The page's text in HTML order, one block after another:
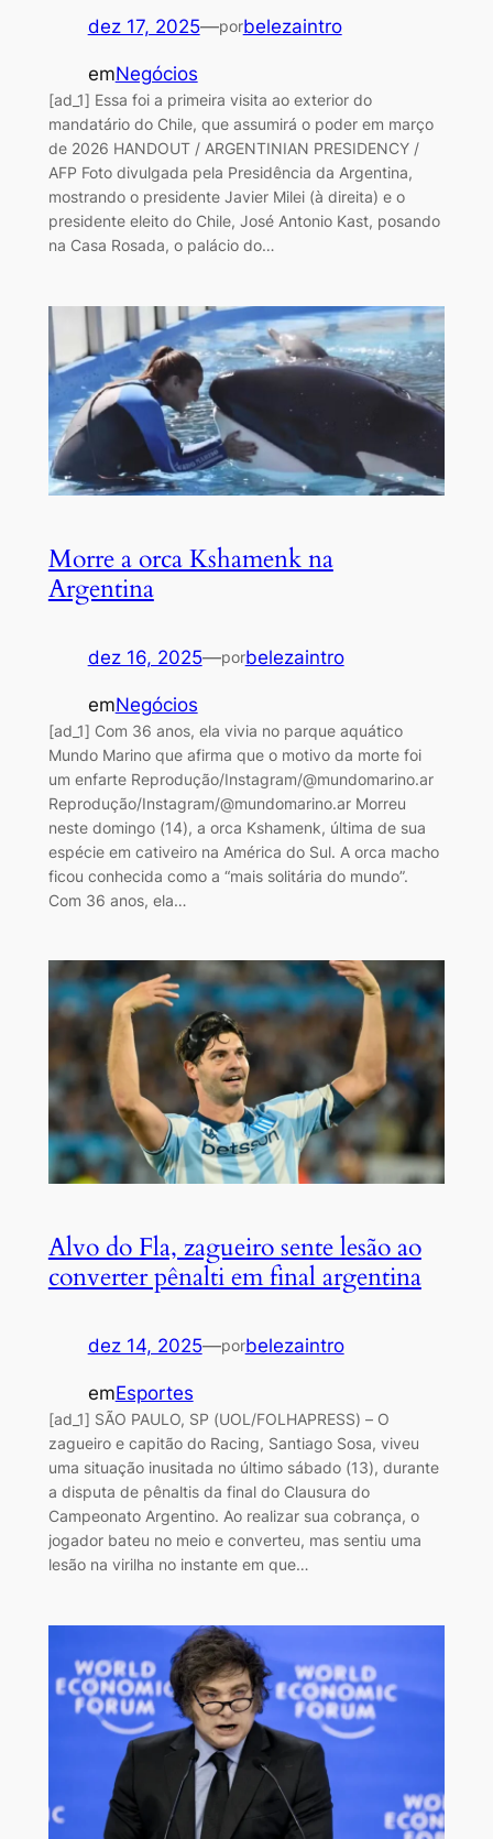
dez 17, 2025—porbelezaintro
emNegócios
[ad_1] Essa foi a primeira visita ao exterior do
mandatário do Chile, que assumirá o poder em março
de 2026 HANDOUT / ARGENTINIAN PRESIDENCY /
AFP Foto divulgada pela Presidência da Argentina,
mostrando o presidente Javier Milei (à direita) e o
presidente eleito do Chile, José Antonio Kast, posando
na Casa Rosada, o palácio do…
Morre a orca Kshamenk na
Argentina
dez 16, 2025—porbelezaintro
emNegócios
[ad_1] Com 36 anos, ela vivia no parque aquático
Mundo Marino que afirma que o motivo da morte foi
um enfarte Reprodução/Instagram/@mundomarino.ar
Reprodução/Instagram/@mundomarino.ar Morreu
neste domingo (14), a orca Kshamenk, última de sua
espécie em cativeiro na América do Sul. A orca macho
ficou conhecida como a “mais solitária do mundo”.
Com 36 anos, ela…
Alvo do Fla, zagueiro sente lesão ao
converter pênalti em final argentina
dez 14, 2025—porbelezaintro
emEsportes
[ad_1] SÃO PAULO, SP (UOL/FOLHAPRESS) – O
zagueiro e capitão do Racing, Santiago Sosa, viveu
uma situação inusitada no último sábado (13), durante
a disputa de pênaltis da final do Clausura do
Campeonato Argentino. Ao realizar sua cobrança, o
jogador bateu no meio e converteu, mas sentiu uma
lesão na virilha no instante em que…